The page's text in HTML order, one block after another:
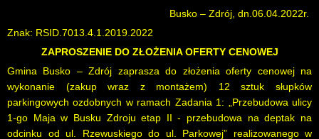
Busko – Zdrój, dn.06.04.2022r.
Znak: RSID.7013.4.1.2019.2022
ZAPROSZENIE DO ZŁOŻENIA OFERTY CENOWEJ
Gmina Busko – Zdrój zaprasza do złożenia oferty cenowej na
wykonanie (zakup wraz z montażem) 12 sztuk słupków
parkingowych ozdobnych w ramach Zadania 1: „Przebudowa ulicy
1-go Maja w Busku Zdroju etap II - przebudowa na deptak na
odcinku od ul. Rzewuskiego do ul. Parkowej” realizowanego w